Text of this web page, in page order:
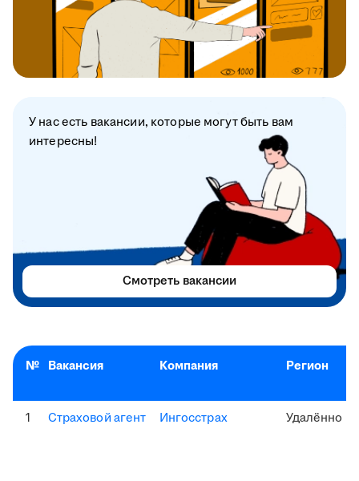
№ Вакансия Компания Регион
1 Страховой агент Ингосстрах Удалённо
У нас есть вакансии, которые могут быть вам
интересны!
Смотреть вакансии